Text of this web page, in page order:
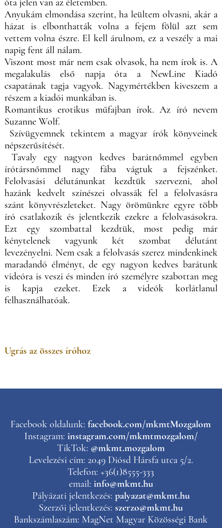
óta jelen van az életemben.
Anyukám elmondása szerint, ha leültem olvasni, akár a
házat is elbonthatták volna a fejem fölül azt sem
vettem volna észre. El kell árulnom, ez a veszély a mai
napig fent áll nálam.
Viszont most már nem csak olvasok, ha nem írok is. A
megalakulás első napja óta a NewLine Kiadó
csapatának tagja vagyok. Nagymértékben kiveszem a
részem a kiadói munkában is.
Romantikus erotikus műfajban írok. Az író nevem
Suzanne Wolf.
Szívügyemnek tekintem a magyar írók könyveinek
népszerűsítését.
Tavaly egy nagyon kedves barátnőmmel egyben
írótársnőmmel nagy fába vágtuk a fejszénket.
Felolvasási délutánunkat kezdtük szervezni, ahol
hazánk kedvelt színészei olvassák fel a felolvasásra
szánt könyvrészleteket. Nagy örömünkre egyre több
író csatlakozik és jelentkezik ezekre a felolvasásokra.
Ezt egy szombattal kezdtük, most pedig már
kénytelenek vagyunk két szombat délutánt
levezényelni. Nem csak a felolvasás szerez mindenkinek
maradandó élményt, de egy nagyon kedves barátunk
videóra is veszi és minden író személyre szabottan meg
is kapja ezeket. Ezek a videók korlátlanul
felhasználhatóak.
Ugrás az összes íróhoz
Facebook oldalunk:facebook.com/mkmtMozgalom
Instagram: instagram.com/mkmtmozgalom/
TikTok: @mkmt.mozgalom
Levelezési cím: 2049 Diósd Hársfa utca 5/2.
Telefon: +36(1)8555-333
email: info@mkmt.hu
Pályázati jelentkezés: palyazat@mkmt.hu
Szerzői jelentkezés:szerzo@mkmt.hu
Bankszámlaszám: MagNet Magyar Közösségi Bank